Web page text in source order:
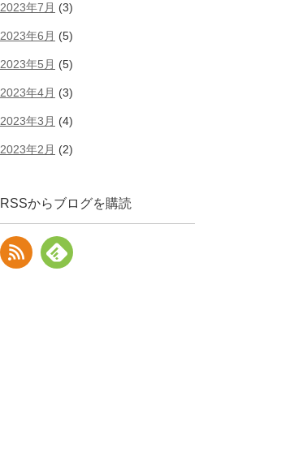
2023年7月 (3)
2023年6月 (5)
2023年5月 (5)
2023年4月 (3)
2023年3月 (4)
2023年2月 (2)
RSSからブログを購読